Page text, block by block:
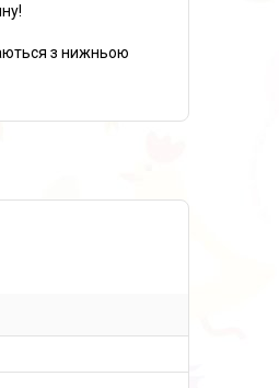
з нижньою